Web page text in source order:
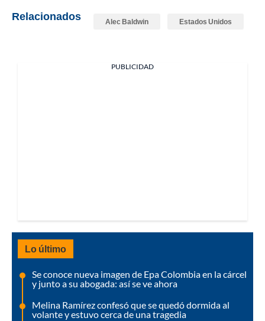
Relacionados Alec Baldwin Estados Unidos
PUBLICIDAD
Lo último
Se conoce nueva imagen de Epa Colombia en la cárcel
y junto a su abogada: así se ve ahora
Melina Ramírez confesó que se quedó dormida al
volante y estuvo cerca de una tragedia